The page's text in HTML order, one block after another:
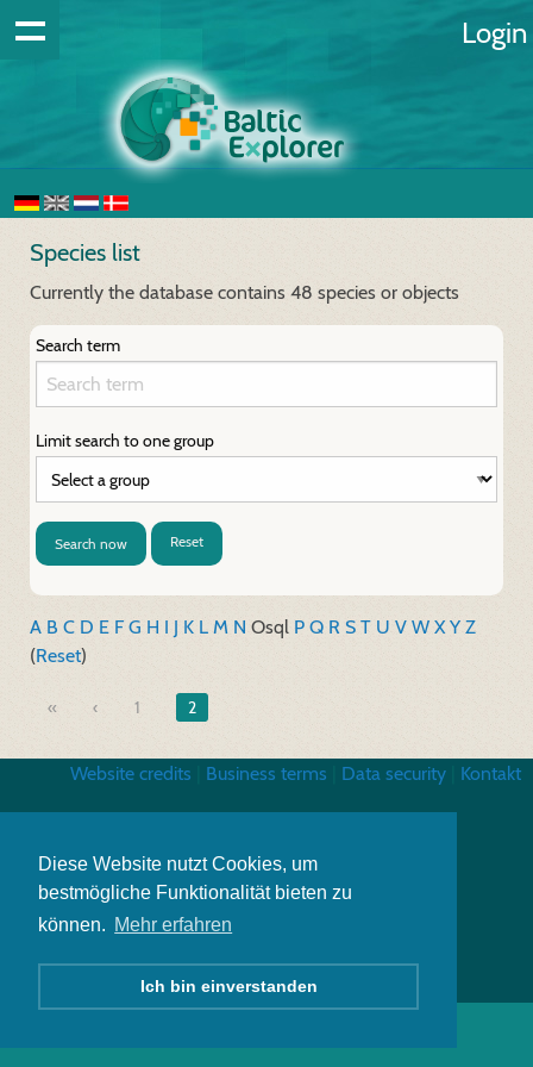
Diese Website nutzt Cookies, um
bestmögliche Funktionalität bieten zu
können. Mehr erfahren
Ich bin einverstanden
Login
Species list
Currently the database contains 48 species or objects
Search term
Limit search to one group
Search now Reset
A B C D E FG H I J K L M N Osql P Q R S T U V W XY Z
(Reset)
« 1 2
Website credits Business terms Data security Kontakt